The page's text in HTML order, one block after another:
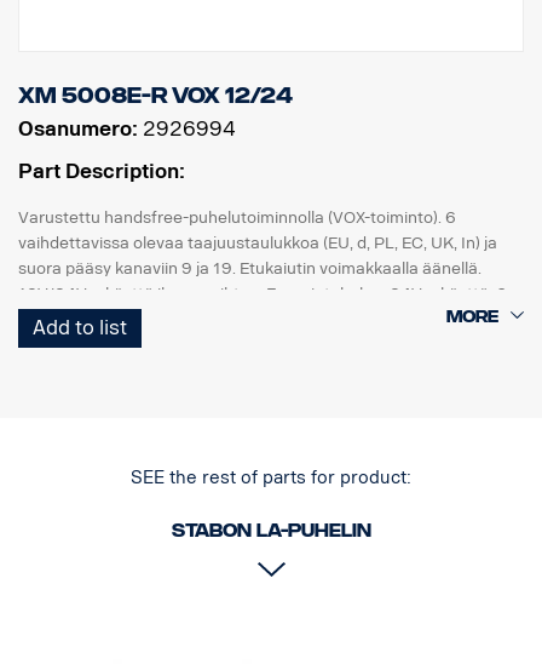
xm 5008e-R VOX 12/24
Osanumero: 2926994
Part Description:
Varustettu handsfree-puhelutoiminnolla (VOX-toiminto). 6
vaihdettavissa olevaa taajuustaulukkoa (EU, d, PL, EC, UK, In) ja
suora pääsy kanaviin 9 ja 19. Etukaiutin voimakkaalla äänellä.
12V/24V:n käyttö ilman vaihtoa. Energiatehokas 24V:n käyttö. 6-
nastainen mikrofonipistoke. Ulkoisen kaiuttimen liitin.
Monitoiminen nestekidenäyttö. Taajuusalue: 26.565 – 27.99125
Tutustu kansallisiin määräyksiin ennen radion käyttöä. Huomioi
Add to list
SEE the rest of parts for product:
Stabon LA-puhelin